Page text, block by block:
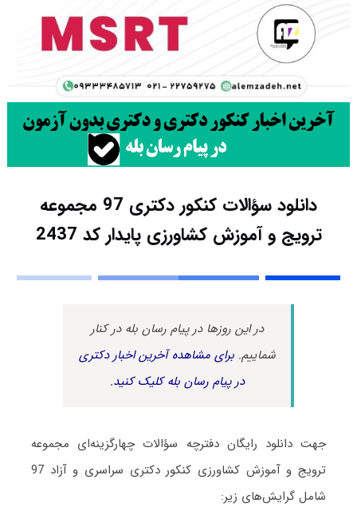
دانلود سؤالات کنکور دکتری 97 مجموعه
ترویج و آموزش کشاورزی پایدار کد 2437
در این روزها در پیام رسان بله در کنار
شماییم.برای مشاهده آخرین اخبار دکتری
در پیام رسان بله کلیک کنید.
جهت دانلود رایگان دفترچه سؤالات چهارگزینه‌ای مجموعه
ترویج و آموزش کشاورزی کنکور دکتری سراسری و آزاد 97
شامل گرایش‌های زیر: